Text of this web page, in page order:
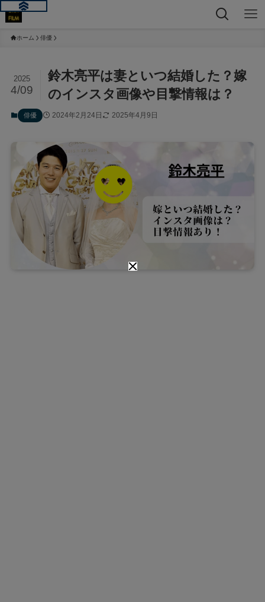
ホーム 俳優
鈴木亮平は妻といつ結婚した？嫁
のインスタ画像や目撃情報は？
2025
4/09
俳優 2024年2月24日 2025年4月9日